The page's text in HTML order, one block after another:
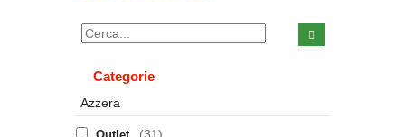
Categorie
Azzera